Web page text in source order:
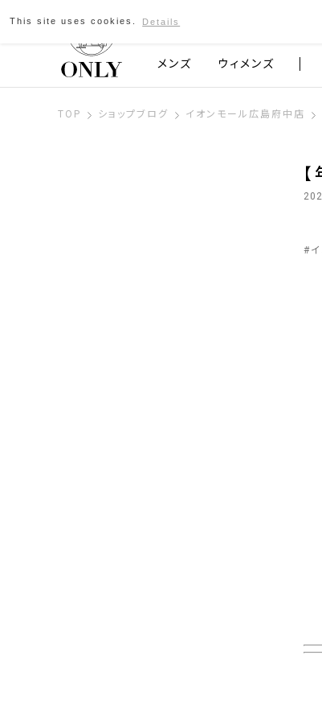
京都発のスーツブランド ONLY
メンズ ウィメンズ
TOP ショップブログ イオンモール広島府中店
#
This site uses cookies. Details